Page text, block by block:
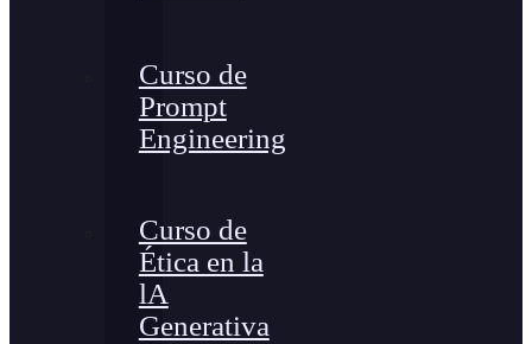
Curso de
Prompt
Engineering
Curso de
Ética en la
lA
Generativa